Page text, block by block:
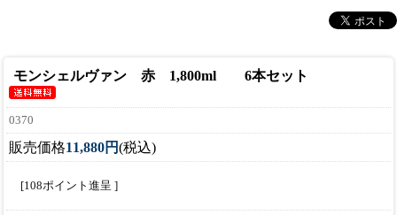
モンシェルヴァン 赤 1,800ml 6本セット
0370
販売価格11,880円(税込)
[108ポイント進呈 ]